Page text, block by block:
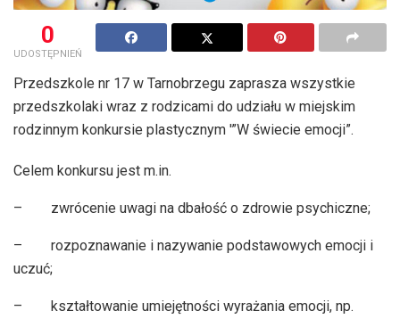
0
UDOSTĘPNIEŃ
Przedszkole nr 17 w Tarnobrzegu zaprasza wszystkie
przedszkolaki wraz z rodzicami do udziału w miejskim
rodzinnym konkursie plastycznym '”W świecie emocji”.
Celem konkursu jest m.in.
– zwrócenie uwagi na dbałość o zdrowie psychiczne;
– rozpoznawanie i nazywanie podstawowych emocji i
uczuć;
– kształtowanie umiejętności wyrażania emocji, np.